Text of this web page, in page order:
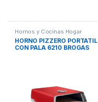
Hornos y Cocinas Hogar
HORNO PIZZERO PORTATIL
CON PALA 6210 BROGAS